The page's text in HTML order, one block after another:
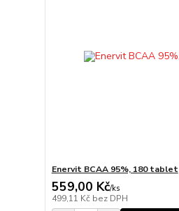
Enervit BCAA 95%, 180 tablet
559,00 Kč/ks
499,11 Kč bez DPH